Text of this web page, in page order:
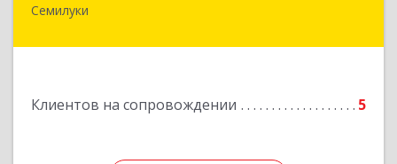
Семилуки
Клиентов на сопровождении 5